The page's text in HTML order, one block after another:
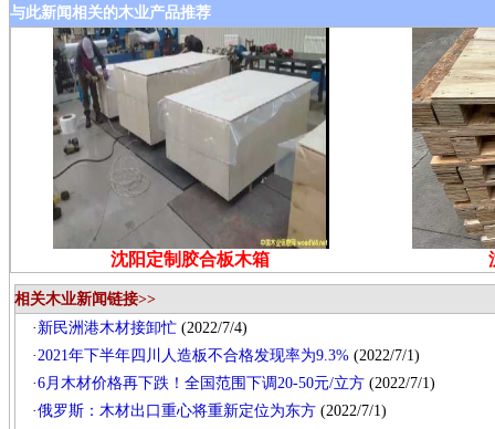
与此新闻相关的木业产品推荐
沈阳定制胶合板木箱
相关木业新闻链接>>
· 新民洲港木材接卸忙 (2022/7/4)
·2021年下半年四川人造板不合格发现率为9.3% (2022/7/1)
·6月木材价格再下跌！全国范围下调20-50元/立方 (2022/7/1)
·俄罗斯：木材出口重心将重新定位为东方 (2022/7/1)